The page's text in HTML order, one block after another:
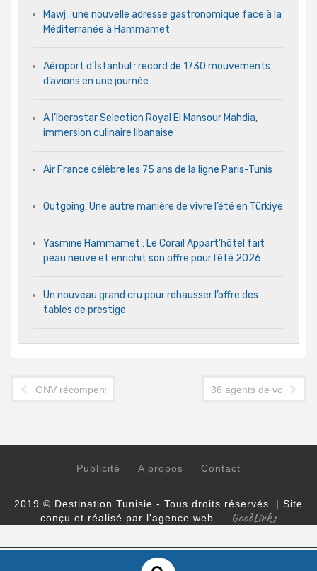
Mawj : une nouvelle adresse gastronomique face à la
Méditerranée à Hammamet
Aéroport d’İstanbul : record de 1730 mouvements
d’avions en une journée
A l’Iberostar Selection Royal El Mansour Mahdia,
immersion culinaire libanaise
Air France célèbre les 75 ans de la ligne Paris-Tunis
Outgoing: Une autre manière de vivre l’été en Türkiye
Yasmine Hammamet : Le Corail Appart’hôtel fait
peau neuve et enrichit son offre pour l’été 2026
Un nouveau grand cru pour rehausser l’offre des
tables de prestige
GNV récompense ses meilleurs partenaires commerciaux
36 agents de voyages
Publicité A propos Contact
2019 © Destination Tunisie - Tous droits réservés. | Site
conçu et réalisé par l'agence web
GoodLinks